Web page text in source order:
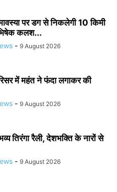
पर डग से निकलेगी 10 किमी
कलश...
- 9 August 2026
में महंत ने फंदा लगाकर की
- 9 August 2026
तिरंगा रैली, देशभक्ति के नारों से
- 9 August 2026